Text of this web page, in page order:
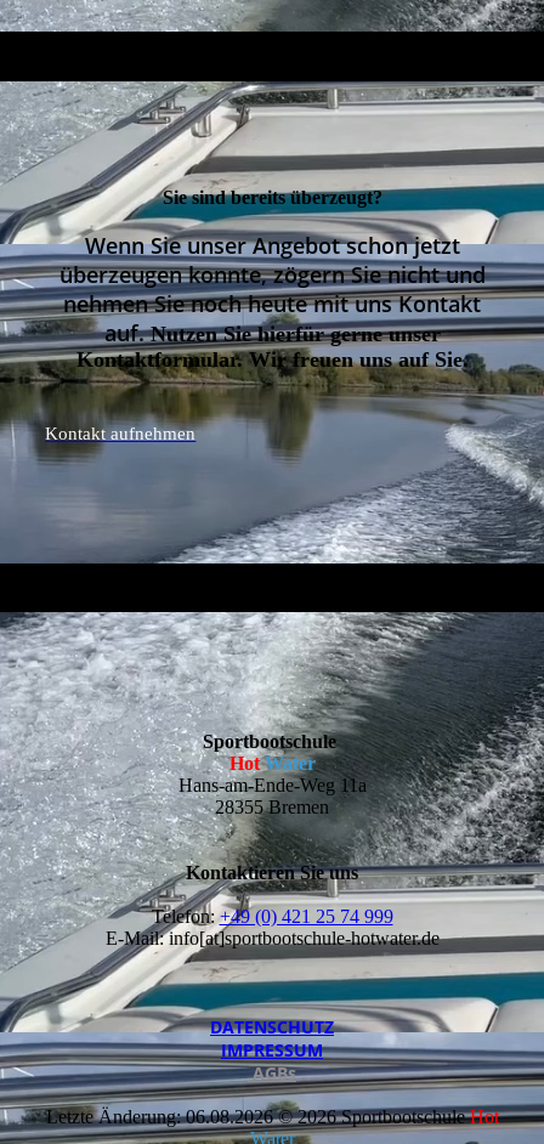
Sie sind bereits überzeugt?
Wenn Sie unser Angebot schon jetzt
überzeugen konnte, zögern Sie nicht und
nehmen Sie noch heute mit uns Kontakt
auf.Nutzen Sie hierfür gerne unser
Kontaktformular. Wir freuen uns auf Sie.
Kontakt aufnehmen
Sportbootschule
Hot Water
Hans-am-Ende-Weg 11a
28355 Bremen
Kontaktieren Sie uns
Telefon:+49 (0) 421 25 74 999
E-Mail: info[at]sportbootschule-hotwater.de
DATEN­SCHUTZ
IMPRESSUM
AGBs
Letzte Änderung: 06.08.2026 © 2026 SportbootschuleHot
Water